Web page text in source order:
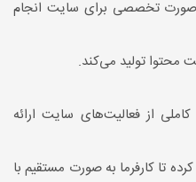
صورت تخصصی برای سایت انجام
محتوا تولید می‌کند.
از فعالیت‌های سایت ارائه
تا کارفرما به صورت مستقیم با